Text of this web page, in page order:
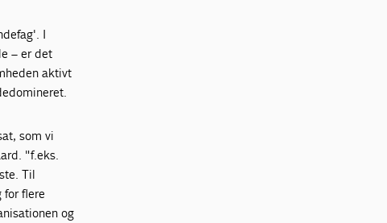
I
– er det
aktivt
som vi
"f.eks.
Til
for flere
og